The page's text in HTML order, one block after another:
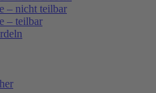
– nicht teilbar
– teilbar